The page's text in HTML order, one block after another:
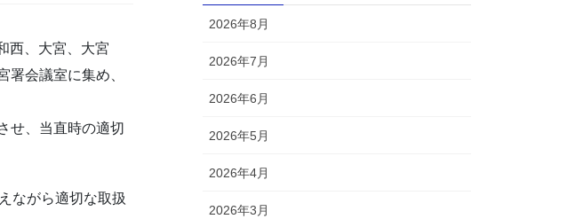
西、大宮、大宮
会議室に集め、
せ、当直時の適切
ながら適切な取扱
2026年8月
2026年7月
2026年6月
2026年5月
2026年4月
2026年3月